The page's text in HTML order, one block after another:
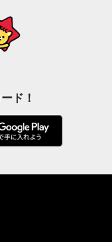
ド！